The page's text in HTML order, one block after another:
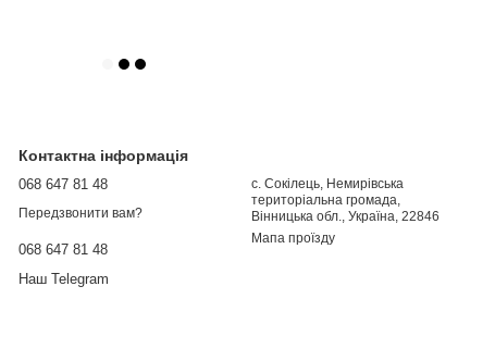
Контактна інформація
068 647 81 48
Передзвонити вам?
068 647 81 48
Наш Telegram
с. Сокілець, Немирівська
територіальна громада,
Вінницька обл., Україна, 22846
Мапа проїзду